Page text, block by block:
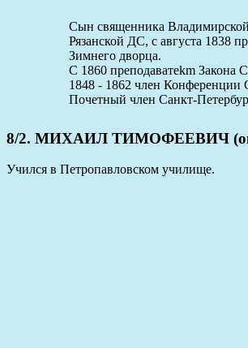
Сын священника
Рязанской ДС, с августа 1838
Зимнего дворца.
C 1860 преподаватеkm Закона
1848 - 1862 член Конференции
Почетный член Санкт-
8/2. МИХАИЛ ТИМОФЕЕВИЧ
Учился в Петропавловском училище.